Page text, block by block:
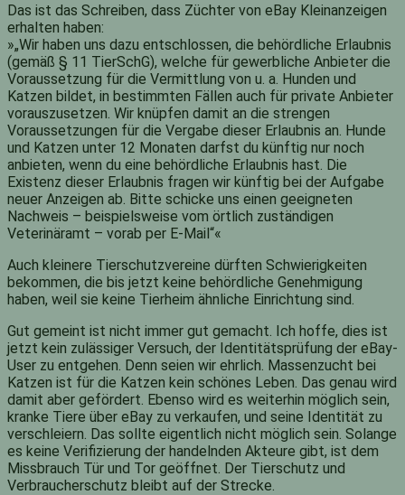
Das ist das Schreiben, dass Züchter von eBay Kleinanzeigen
erhalten haben:
»„Wir haben uns dazu entschlossen, die behördliche Erlaubnis
(gemäß § 11 TierSchG), welche für gewerbliche Anbieter die
Voraussetzung für die Vermittlung von u. a. Hunden und
Katzen bildet, in bestimmten Fällen auch für private Anbieter
vorauszusetzen. Wir knüpfen damit an die strengen
Voraussetzungen für die Vergabe dieser Erlaubnis an. Hunde
und Katzen unter 12 Monaten darfst du künftig nur noch
anbieten, wenn du eine behördliche Erlaubnis hast. Die
Existenz dieser Erlaubnis fragen wir künftig bei der Aufgabe
neuer Anzeigen ab. Bitte schicke uns einen geeigneten
Nachweis – beispielsweise vom örtlich zuständigen
Veterinäramt – vorab per E-Mail“«
Auch kleinere Tierschutzvereine dürften Schwierigkeiten
bekommen, die bis jetzt keine behördliche Genehmigung
haben, weil sie keine Tierheim ähnliche Einrichtung sind.
Gut gemeint ist nicht immer gut gemacht. Ich hoffe, dies ist
jetzt kein zulässiger Versuch, der Identitätsprüfung der eBay-
User zu entgehen. Denn seien wir ehrlich. Massenzucht bei
Katzen ist für die Katzen kein schönes Leben. Das genau wird
damit aber gefördert. Ebenso wird es weiterhin möglich sein,
kranke Tiere über eBay zu verkaufen, und seine Identität zu
verschleiern. Das sollte eigentlich nicht möglich sein. Solange
es keine Verifizierung der handelnden Akteure gibt, ist dem
Missbrauch Tür und Tor geöffnet. Der Tierschutz und
Verbraucherschutz bleibt auf der Strecke.